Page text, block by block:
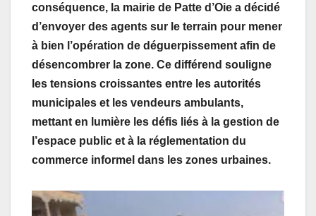
conséquence, la mairie de Patte d’Oie a décidé
d’envoyer des agents sur le terrain pour mener
à bien l’opération de déguerpissement afin de
désencombrer la zone. Ce différend souligne
les tensions croissantes entre les autorités
municipales et les vendeurs ambulants,
mettant en lumière les défis liés à la gestion de
l’espace public et à la réglementation du
commerce informel dans les zones urbaines.